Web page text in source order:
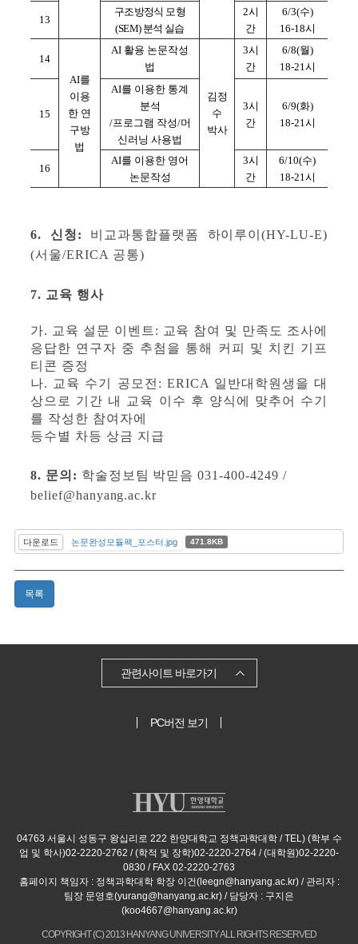
13
구조방정식 모형
(SEM) 분석 실습
2시
간
6/3(수)
16-18시
14
AI를
이용
한 연
구방
법
AI 활용 논문작성
법
김정
수
박사
3시
간
6/8(월)
18-21시
15
AI를 이용한 통계
분석
/프로그램 작성/머
신러닝 사용법
3시
간
6/9(화)
18-21시
16
AI를 이용한 영어
논문작성
3시
간
6/10(수)
18-21시
6. 신청: 비교과통합플랫폼 하이루이(HY-LU-E)
(서울/ERICA 공통)
7. 교육 행사
가. 교육 설문 이벤트: 교육 참여 및 만족도 조사에
응답한 연구자 중 추첨을 통해 커피 및 치킨 기프
티콘 증정
나. 교육 수기 공모전: ERICA 일반대학원생을 대
상으로 기간 내 교육 이수 후 양식에 맞추어 수기
를 작성한 참여자에
등수별 차등 상금 지급
8. 문의: 학술정보팀 박믿음 031-400-4249 /
belief@hanyang.ac.kr
다운로드 논문완성모듈팩_포스터.jpg 471.8KB
목록
관련사이트 바로가기
PC버전 보기
04763 서울시 성동구 왕십리로 222 한양대학교 정책과학대학 / TEL) (학부 수
업 및 학사)02-2220-2762 / (학적 및 장학)02-2220-2764 / (대학원)02-2220-
0830 / FAX 02-2220-2763
홈페이지 책임자 : 정책과학대학 학장 이건(leegn@hanyang.ac.kr) / 관리자 :
팀장 문영호(yurang@hanyang.ac.kr) / 담당자 : 구지은
(koo4667@hanyang.ac.kr)
COPYRIGHT (C) 2013 HANYANG UNIVERSITY ALL RIGHTS RESERVED